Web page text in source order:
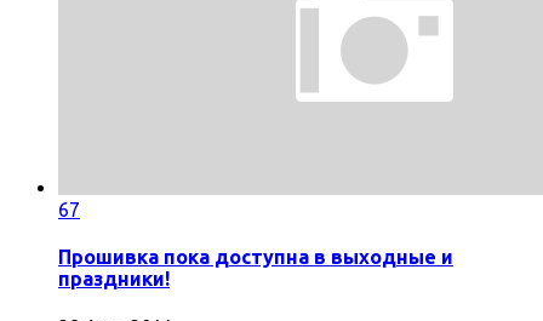
67
Прошивка пока доступна в выходные и
праздники!